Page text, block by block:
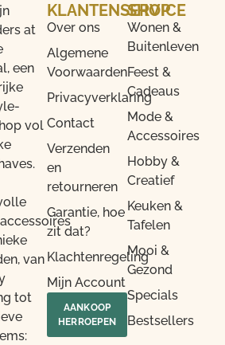
at
een
vol
van
tot
SHOP
Wonen &
Buitenleven
Feest &
Cadeaus
Mode &
Accessoires
Hobby &
Creatief
Keuken &
Tafelen
Mooi &
Gezond
Specials
Bestsellers
KLANTENSERVICE
Over ons
Algemene
Voorwaarden
Privacyverklaring
Contact
Verzenden
en
retourneren
Garantie, hoe
zit dat?
Klachtenregeling
Mijn Account
AANKOOP
HERROEPEN